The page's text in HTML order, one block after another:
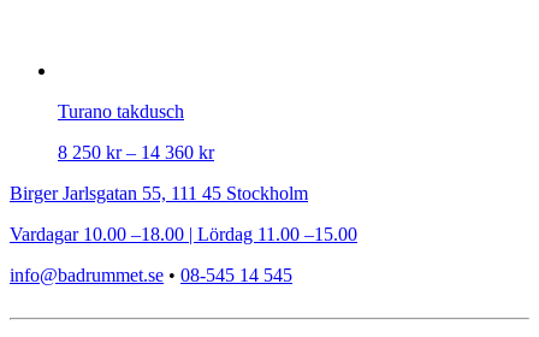
Turano takdusch
8 250 kr– 14 360 kr
Birger Jarlsgatan 55, 111 45 Stockholm
Vardagar 10.00 –18.00 | Lördag 11.00 –15.00
info@badrummet.se • 08-545 14 545